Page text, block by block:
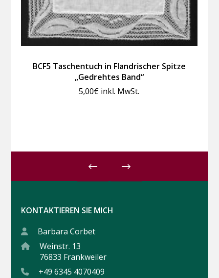
BCF5 Taschentuch in Flandrischer Spitze
„Gedrehtes Band“
5,00€ inkl. MwSt.
KONTAKTIEREN SIE MICH
Barbara Corbet
Weinstr. 13
76833 Frankweiler
+49 6345 4070409